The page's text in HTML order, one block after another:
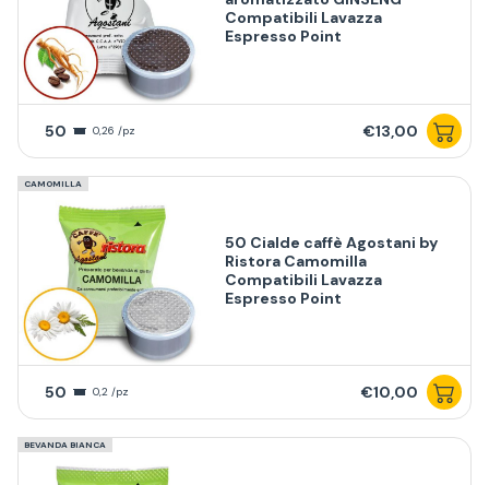
Compatibili Lavazza
Espresso Point
50 0,26 /pz €13,00
CAMOMILLA
50 Cialde caffè Agostani by
Ristora Camomilla
Compatibili Lavazza
Espresso Point
50 0,2 /pz €10,00
BEVANDA BIANCA